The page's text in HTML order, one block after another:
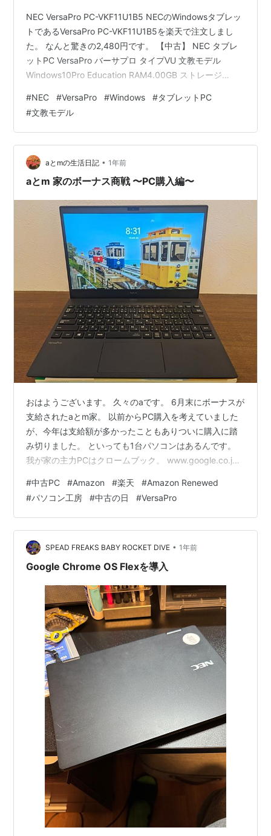
NEC VersaPro PC-VKF11U1B5 NECのWindowsタブレッ
トであるVersaPro PC-VKF11U1B5を楽天で注文しまし
た。 なんと驚きの2,480円です。 【中古】 NEC タブレ
ットPC VersaPro バーサプロ タイプVU 文教モデル
Windows10Pro Education RAM4.00GB ストレージ
2480 円楽天で詳細を見る 注文しただけなので届くのは
まだ先なのですが、楽しみだなぁという気持ちで記事を
書きます。 実際は送料＋990円なので計3,470円です
が、…
#NEC #VersaPro #Windows #タブレットPC
#文教モデル
aとmの生活日記 • 1年前
aとm 家のボーナス商戦 〜PC購入編〜
おはようございます。 久々のaです。 6月末にボーナスが
支給されたaとm家。 以前からPC購入を考えていました
が、今年は支給額が多かったこともありついに購入に踏
み切りました。 といっても1台パソコンはあるんです。
我が家の主力PCはクロームブック。 www.google.co.jp
りとなるのが特徴でPCはその入口として使用するアイテ
ムの位置付けと今までのPCと概念が違います。 したがっ
て本体に高い性能が求められないため、安価で家族での
共有も各アカウントに紐づいているのでとても使いやす
いPCです。 一方で車等で音楽を聞くのにリッピングが…
#中古PC #Amazon #楽天 #Amazon Renewed
#パソコン工房 #中古の日 #VersaPro
SPEAD FREAKS BABY ROCKET DIVE • 1年前
Google Chrome OS Flexを導入